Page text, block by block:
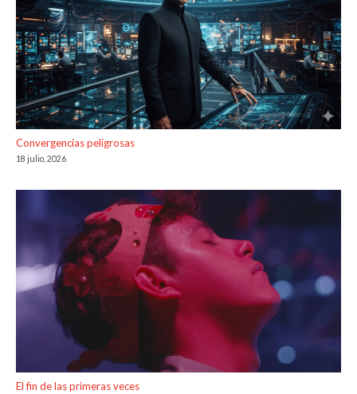
Convergencias peligrosas
18 julio, 2026
El fin de las primeras veces